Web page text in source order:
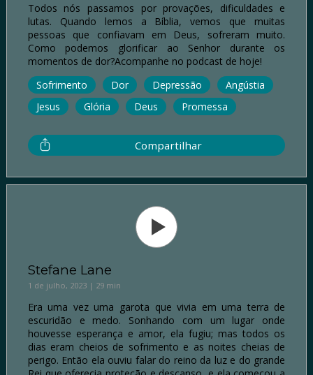
Todos nós passamos por provações, dificuldades e
lutas. Quando lemos a Bíblia, vemos que muitas
pessoas que confiavam em Deus, sofreram muito.
Como podemos glorificar ao Senhor durante os
momentos de dor?Acompanhe no podcast de hoje!
Sofrimento
Dor Depressão
Angústia
Jesus
Glória Deus Promessa
Compartilhar
Stefane Lane
1 de julho, 2023 | 29 min
Era uma vez uma garota que vivia em uma terra de
escuridão e medo. Sonhando com um lugar onde
houvesse esperança e amor, ela fugiu; mas todos os
dias eram cheios de sofrimento e as noites cheias de
perigo. Então ela ouviu falar do reino da luz e do grande